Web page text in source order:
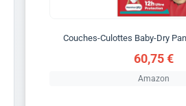
Couches-Culottes Baby-Dry
60,75 €
Amazon